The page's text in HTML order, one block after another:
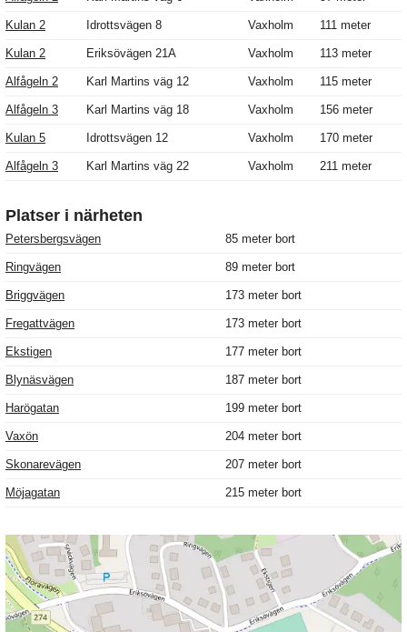
Kulan 2 Idrottsvägen 8 Vaxholm 111 meter
Kulan 2 Eriksövägen 21A Vaxholm 113 meter
Alfågeln 2 Karl Martins väg 12 Vaxholm 115 meter
Alfågeln 3 Karl Martins väg 18 Vaxholm 156 meter
Kulan 5 Idrottsvägen 12 Vaxholm 170 meter
Alfågeln 3 Karl Martins väg 22 Vaxholm 211 meter
Platser i närheten
Petersbergsvägen 85 meter bort
Ringvägen 89 meter bort
Briggvägen 173 meter bort
Fregattvägen 173 meter bort
Ekstigen 177 meter bort
Blynäsvägen 187 meter bort
Harögatan 199 meter bort
Vaxön 204 meter bort
Skonarevägen 207 meter bort
Möjagatan 215 meter bort